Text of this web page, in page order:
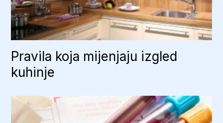
Pravila koja mijenjaju izgled
kuhinje